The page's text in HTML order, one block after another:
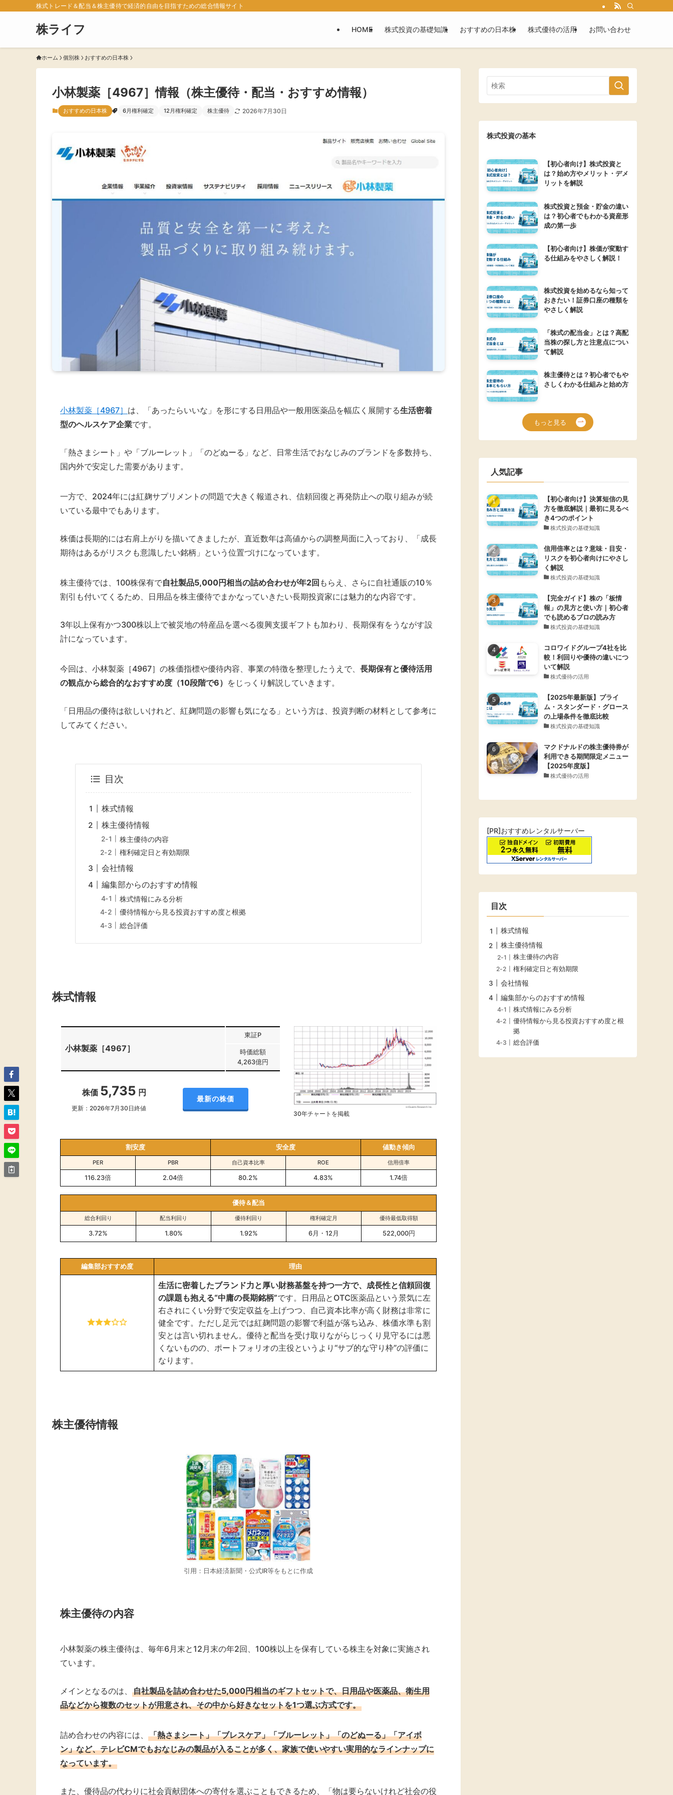
株式トレード＆配当＆株主優待で経済的自由を目指すための総合情報サイト
株ライフ HOME 株式投資の基礎知識 おすすめの日本株 株式優待の活用 お問い合わせ
ホーム 個別株 おすすめの日本株
小林製薬［4967］情報（株主優待・配当・おすすめ情報）
おすすめの日本株 6月権利確定 12月権利確定 株主優待 2026年7月30日
小林製薬［4967］ は、「あったらいいな」を形にする日用品や一般用医薬品を幅広く展開する生活密着
型のヘルスケア企業です。
「熱さまシート」や「ブルーレット」「のどぬーる」など、日常生活でおなじみのブランドを多数持ち、
国内外で安定した需要があります。
一方で、2024年には紅麹サプリメントの問題で大きく報道され、信頼回復と再発防止への取り組みが続
いている最中でもあります。
株価は長期的には右肩上がりを描いてきましたが、直近数年は高値からの調整局面に入っており、「成長
期待はあるがリスクも意識したい銘柄」という位置づけになっています。
株主優待では、100株保有で自社製品5,000円相当の詰め合わせが年2回 もらえ、さらに自社通販の10％
割引も付いてくるため、日用品を株主優待でまかなっていきたい長期投資家には魅力的な内容です。
3年以上保有かつ300株以上で被災地の特産品を選べる復興支援ギフトも加わり、長期保有をうながす設
計になっています。
今回は、小林製薬［4967］の株価指標や優待内容、事業の特徴を整理したうえで、 長期保有と優待活用
の観点から総合的なおすすめ度（10段階で6） をじっくり解説していきます。
「日用品の優待は欲しいけれど、紅麹問題の影響も気になる」という方は、投資判断の材料として参考に
してみてください。
目次
株式情報
株主優待情報
株主優待の内容
権利確定日と有効期限
会社情報
編集部からのおすすめ情報
株式情報にみる分析
優待情報から見る投資おすすめ度と根拠
総合評価
株式情報
小林製薬［4967］
東証P
時価総額
4,263億円
株価 5,735 円
更新：2026年7月30日終値
最新の株価
30年チャートを掲載
割安度 安全度 値動き傾向
PER PBR 自己資本比率 ROE 信用倍率
116.23倍 2.04倍 80.2% 4.83% 1.74倍
優待＆配当
総合利回り 配当利回り 優待利回り 権利確定月 優待最低取得額
3.72% 1.80% 1.92% 6月・12月 522,000円
編集部おすすめ度 理由
生活に密着したブランド力と厚い財務基盤を持つ一方で、成長性と信頼回復
の課題も抱える“中庸の長期銘柄”です。日用品とOTC医薬品という景気に左
右されにくい分野で安定収益を上げつつ、自己資本比率が高く財務は非常に
健全です。ただし足元では紅麹問題の影響で利益が落ち込み、株価水準も割
安とは言い切れません。優待と配当を受け取りながらじっくり見守るには悪
くないものの、ポートフォリオの主役というより“サブ的な守り枠”の評価に
なります。
株主優待情報
引用：日本経済新聞・公式IR等をもとに作成
株主優待の内容
小林製薬の株主優待は、毎年6月末と12月末の年2回、100株以上を保有している株主を対象に実施され
ています。
メインとなるのは、 自社製品を詰め合わせた5,000円相当のギフトセットで、日用品や医薬品、衛生用
品などから複数のセットが用意され、その中から好きなセットを1つ選ぶ方式です。
詰め合わせの内容には、 「熱さまシート」「ブレスケア」「ブルーレット」「のどぬーる」「アイボ
ン」など、テレビCMでもおなじみの製品が入ることが多く、家族で使いやすい実用的なラインナップに
なっています。
また、優待品の代わりに社会貢献団体への寄付を選ぶこともできるため、「物は要らないけれど社会の役
株式投資の基本
【初心者向け】株式投資と
は？始め方やメリット・デメ
リットを解説
株式投資と預金・貯金の違い
は？初心者でもわかる資産形
成の第一歩
【初心者向け】株価が変動す
る仕組みをやさしく解説！
株式投資を始めるなら知って
おきたい！証券口座の種類を
やさしく解説
「株式の配当金」とは？高配
当株の探し方と注意点につい
て解説
株主優待とは？初心者でもや
さしくわかる仕組みと始め方
もっと見る
人気記事
【初心者向け】決算短信の見
方を徹底解説｜最初に見るべ
き4つのポイント
株式投資の基礎知識
信用倍率とは？意味・目安・
リスクを初心者向けにやさし
く解説
株式投資の基礎知識
【完全ガイド】株の「板情
報」の見方と使い方｜初心者
でも読めるプロの読み方
株式投資の基礎知識
コロワイドグループ4社を比
較！利回りや優待の違いにつ
いて解説
株式優待の活用
【2025年最新版】プライ
ム・スタンダード・グロース
の上場条件を徹底比較
株式投資の基礎知識
マクドナルドの株主優待券が
利用できる期間限定メニュー
【2025年度版】
株式優待の活用
[PR]おすすめレンタルサーバー
目次
株式情報
株主優待情報
株主優待の内容
権利確定日と有効期限
会社情報
編集部からのおすすめ情報
株式情報にみる分析
優待情報から見る投資おすすめ度と根
拠
総合評価